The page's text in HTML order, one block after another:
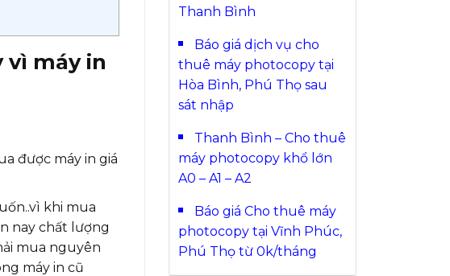
vì máy in
được máy in giá
khi mua
nay chất lượng
mua nguyên
máy in cũ
Thanh Bình
Báo giá dịch vụ cho
thuê máy photocopy tại
Hòa Bình, Phú Thọ sau
sát nhập
Thanh Bình – Cho thuê
máy photocopy khổ lớn
A0 – A1 – A2
Báo giá Cho thuê máy
photocopy tại Vĩnh Phúc,
Phú Thọ từ 0k/tháng